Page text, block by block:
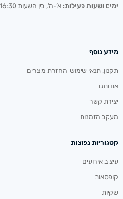
ימים ושעות פעילות: א’-ה’, בין השעות 08:30-16:30
מידע נוסף
תקנון, תנאי שימוש והחזרת מוצרים
אודותנו
יצירת קשר
מעקב הזמנות
קטגוריות נפוצות
עיצוב אירועים
קופסאות
שקיות